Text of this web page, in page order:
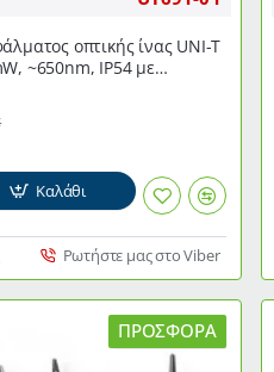
οπτικής ίνας UNI-T
~650nm, IP54 με
μπαταρία λιθίου
Καλάθι
Ρωτήστε μας στο Viber
ΠΡΟΣΦΟΡΆ